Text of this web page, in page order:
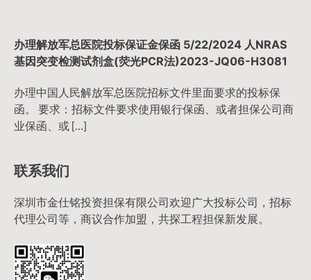
办理解放军总医院投标保证金保函 5/22/2024 人NRAS
基因突变检测试剂盒(荧光PCR法)2023-JQ06-H3081
办理中国人民解放军总医院招标文件里面要求的投标保
函。 要求：招标文件要求使用银行保函、或者担保公司商
业保函、或 […]
联系我们
深圳市金仕铭投资担保有限公司欢迎广大投标公司，招标
代理公司等，商议合作加盟，共探工程担保新发展。